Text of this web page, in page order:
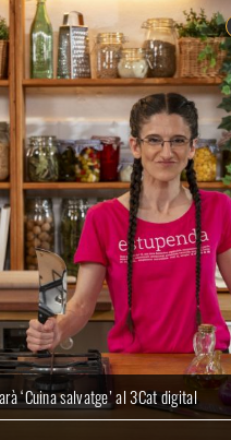
‘Cuina salvatge’ al 3Cat digital